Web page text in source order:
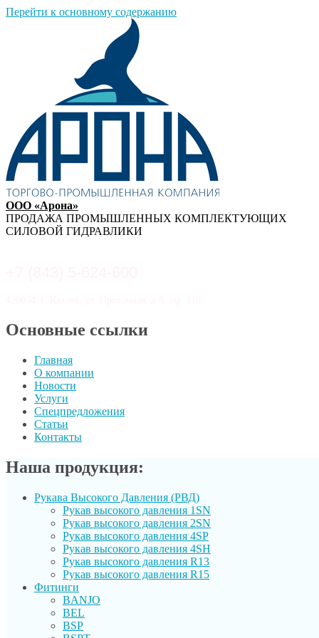
Перейти к основному содержанию
ООО «Арона»
ПРОДАЖА ПРОМЫШЛЕННЫХ КОМПЛЕКТУЮЩИХ
СИЛОВОЙ ГИДРАВЛИКИ
Основные ссылки
Главная
О компании
Новости
Услуги
Спецпредложения
Статьи
Контакты
Наша продукция:
Рукава Высокого Давления (РВД)
Рукав выcокого давления 1SN
Рукав высокого давления 2SN
Рукав высокого давления 4SP
Рукав высокого давления 4SH
Рукав высокого давления R13
Рукав высокого давления R15
Фитинги
BANJO
BEL
BSP